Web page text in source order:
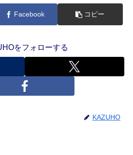
Facebook コピー
をフォローする
KAZUHO